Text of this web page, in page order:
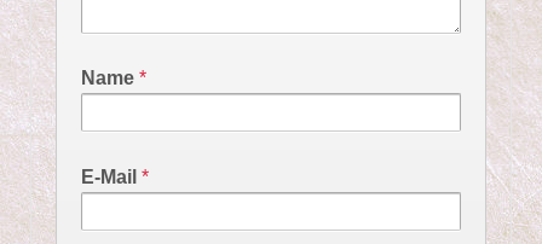
Name *
E-Mail *